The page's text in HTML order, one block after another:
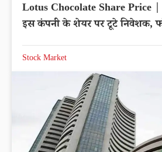
Lotus Chocolate Share Price
इस कंपनी के शेयर पर टूटे निवेशक,
Stock Market